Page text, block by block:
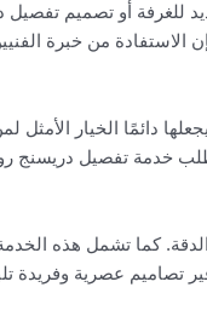
للغرفة أو تصميم
الاستفادة من خبرة
دائمًا الخيار
خدمة تفصيل دريسنج
كما تشمل هذه
عصرية وفريدة